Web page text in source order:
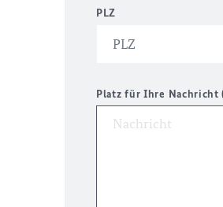
PLZ
Platz für Ihre Nachricht